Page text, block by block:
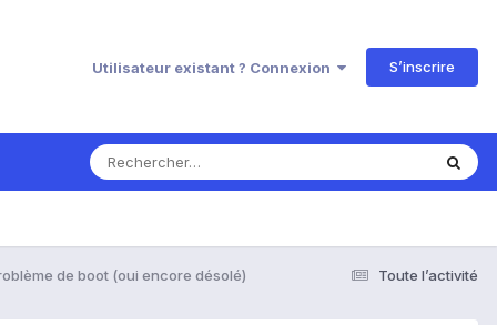
Utilisateur existant ? Connexion S’inscrire
Toute l’activité
de boot (oui encore désolé)